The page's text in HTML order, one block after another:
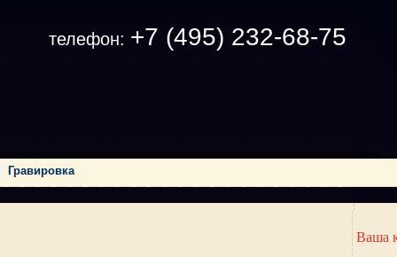
телефон: +7 (495) 232-68-75
Гравировка
Ваша